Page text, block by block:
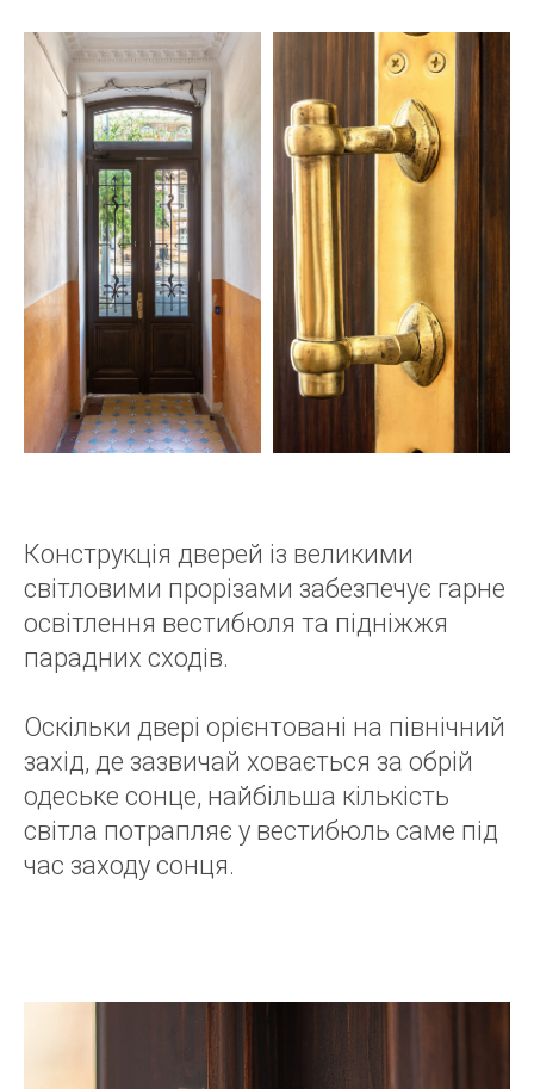
Конструкція дверей із великими
світловими прорізами забезпечує гарне
освітлення вестибюля та підніжжя
парадних сходів.
Оскільки двері орієнтовані на північний
захід, де зазвичай ховається за обрій
одеське сонце, найбільша кількість
світла потрапляє у вестибюль саме під
час заходу сонця.